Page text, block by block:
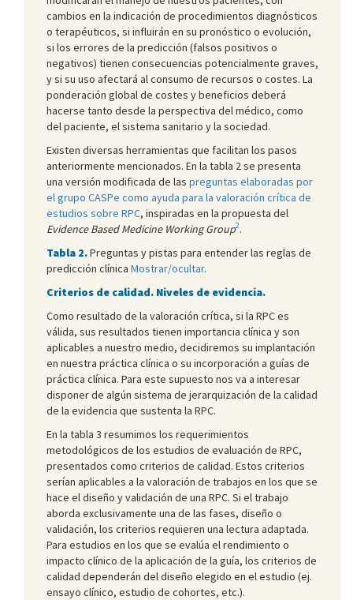
cambios en la indicación de procedimientos diagnósticos
o terapéuticos, si influirán en su pronóstico o evolución,
si los errores de la predicción (falsos positivos o
negativos) tienen consecuencias potencialmente graves,
y si su uso afectará al consumo de recursos o costes. La
ponderación global de costes y beneficios deberá
hacerse tanto desde la perspectiva del médico, como
del paciente, el sistema sanitario y la sociedad.
Existen diversas herramientas que facilitan los pasos
anteriormente mencionados. En la tabla 2 se presenta
una versión modificada de las preguntas elaboradas por
el grupo CASPe como ayuda para la valoración crítica de
estudios sobre RPC, inspiradas en la propuesta del
Evidence Based Medicine Working Group2.
Tabla 2.Preguntas y pistas para entender las reglas de
predicción clínica Mostrar/ocultar.
Criterios de calidad. Niveles de evidencia.
Como resultado de la valoración crítica, si la RPC es
válida, sus resultados tienen importancia clínica y son
aplicables a nuestro medio, decidiremos su implantación
en nuestra práctica clínica o su incorporación a guías de
práctica clínica. Para este supuesto nos va a interesar
disponer de algún sistema de jerarquización de la calidad
de la evidencia que sustenta la RPC.
En la tabla 3 resumimos los requerimientos
metodológicos de los estudios de evaluación de RPC,
presentados como criterios de calidad. Estos criterios
serían aplicables a la valoración de trabajos en los que se
hace el diseño y validación de una RPC. Si el trabajo
aborda exclusivamente una de las fases, diseño o
validación, los criterios requieren una lectura adaptada.
Para estudios en los que se evalúa el rendimiento o
impacto clínico de la aplicación de la guía, los criterios de
calidad dependerán del diseño elegido en el estudio (ej.
ensayo clínico, estudio de cohortes, etc.).